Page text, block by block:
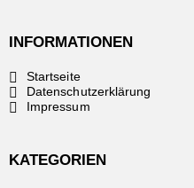
INFORMATIONEN
Startseite
Datenschutzerklärung
Impressum
KATEGORIEN